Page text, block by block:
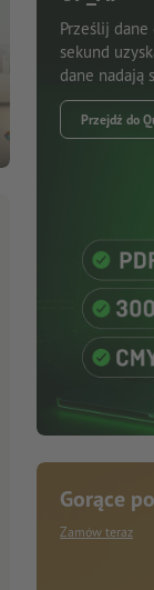
Prześlij
sekund
dane nadają
Przejdź do
Gorące
Zamów teraz